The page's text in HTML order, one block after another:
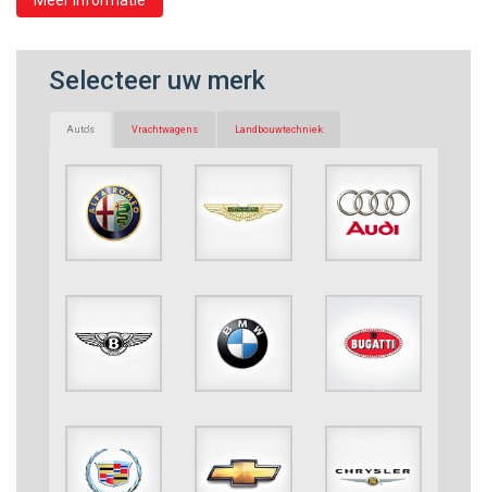
Selecteer uw merk
Auto's Vrachtwagens Landbouwtechniek